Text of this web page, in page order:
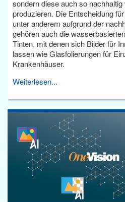
sondern diese auch so
produzieren. Die Entscheidung
unter anderem aufgrund der
gehören auch die
Tinten, mit denen sich Bilder für
lassen wie Glasfolierungen für
Krankenhäuser.
Weiterlesen...